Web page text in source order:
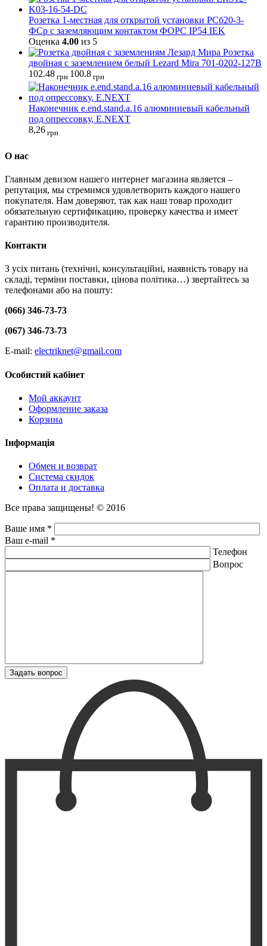
Розетка 1-местная для открытой установки РСб20-3-
ФСр с заземляющим контактом ФОРС IP54 IEK
Оценка 4.00 из 5
Розетка
двойная с заземлением белый Lezard Mira 701-0202-127В
102.48 грн 100.8 грн
Наконечник e.end.stand.a.16 алюминиевый кабельный
под опрессовку, E.NEXT
8,26 грн
О нас
Главным девизом нашего интернет магазина является –
репутация, мы стремимся удовлетворить каждого нашего
покупателя. Нам доверяют, так как наш товар проходит
обязательную сертификацию, проверку качества и имеет
гарантию производителя.
Контакти
З усіх питань (технічні, консультаційні, наявність товару на
складі, терміни поставки, цінова політика…) звертайтесь за
телефонами або на пошту:
(066) 346-73-73
(067) 346-73-73
E-mail: electriknet@gmail.com
Особистий кабінет
Мой аккаунт
Оформление заказа
Корзина
Інформація
Обмен и возврат
Система скидок
Оплата и доставка
Все права защищены! © 2016
Ваше имя *
Ваш e-mail *
Телефон
Вопрос